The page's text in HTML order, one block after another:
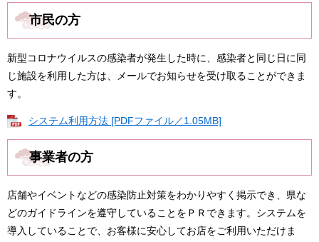
市民の方
新型コロナウイルスの感染者が発生した時に、感染者と同じ日に同
じ施設を利用した方は、メールでお知らせを受け取ることができま
す。
システム利用方法 [PDFファイル／1.05MB]
事業者の方
店舗やイベントなどの感染防止対策をわかりやすく掲示でき、県な
どのガイドラインを遵守していることをＰＲできます。システムを
導入していることで、お客様に安心してお店をご利用いただけま